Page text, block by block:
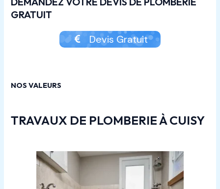
GRATUIT
Devis Gratuit
NOS VALEURS
TRAVAUX DE PLOMBERIE À CUISY